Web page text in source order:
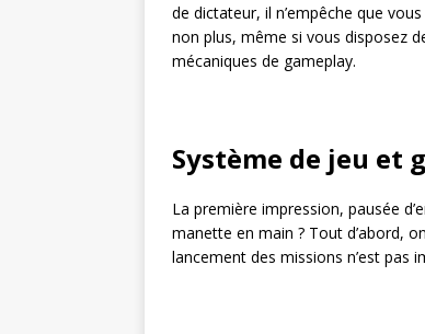
de dictateur, il n’empêche que
non plus, même si vous disposez
mécaniques de gameplay.
Système de jeu et
La première impression, pausée
manette en main ? Tout d’abord,
lancement des missions n’est pas